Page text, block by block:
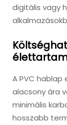
digitális vagy
A PVC
alacsony ára
minimális
hosszabb